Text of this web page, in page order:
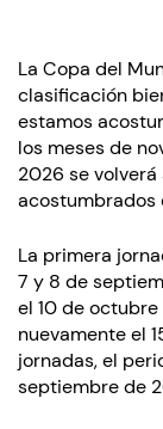
La Copa del
clasificación
estamos
los meses de
2026 se volverá
acostumbrados
La primera
7 y 8 de
el 10 de
nuevamente el
jornadas, el
septiembre de